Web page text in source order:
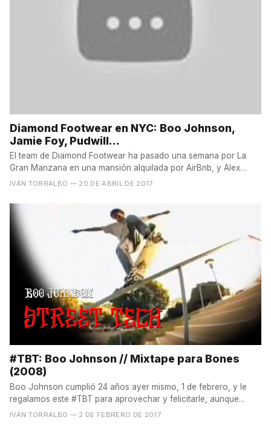
Diamond Footwear en NYC: Boo Johnson,
Jamie Foy, Pudwill...
El team de Diamond Footwear ha pasado una semana por La
Gran Manzana en una mansión alquilada por AirBnb, y Alex
Raspa...
IVÁN TORRALBO — 20 DE ABRIL DE 2017
#TBT: Boo Johnson // Mixtape para Bones
(2008)
Boo Johnson cumplió 24 años ayer mismo, 1 de febrero, y le
regalamos este #TBT para aprovechar y felicitarle, aunque...
IVÁN TORRALBO — 2 DE FEBRERO DE 2017